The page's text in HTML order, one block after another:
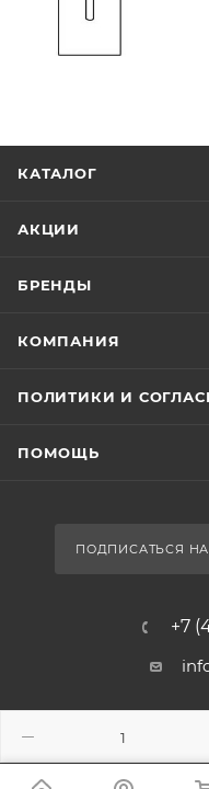
КАТАЛОГ
АКЦИИ
БРЕНДЫ
КОМПАНИЯ
ПОЛИТИКИ И
ПОМОЩЬ
ПОДПИСАТЬСЯ
+7